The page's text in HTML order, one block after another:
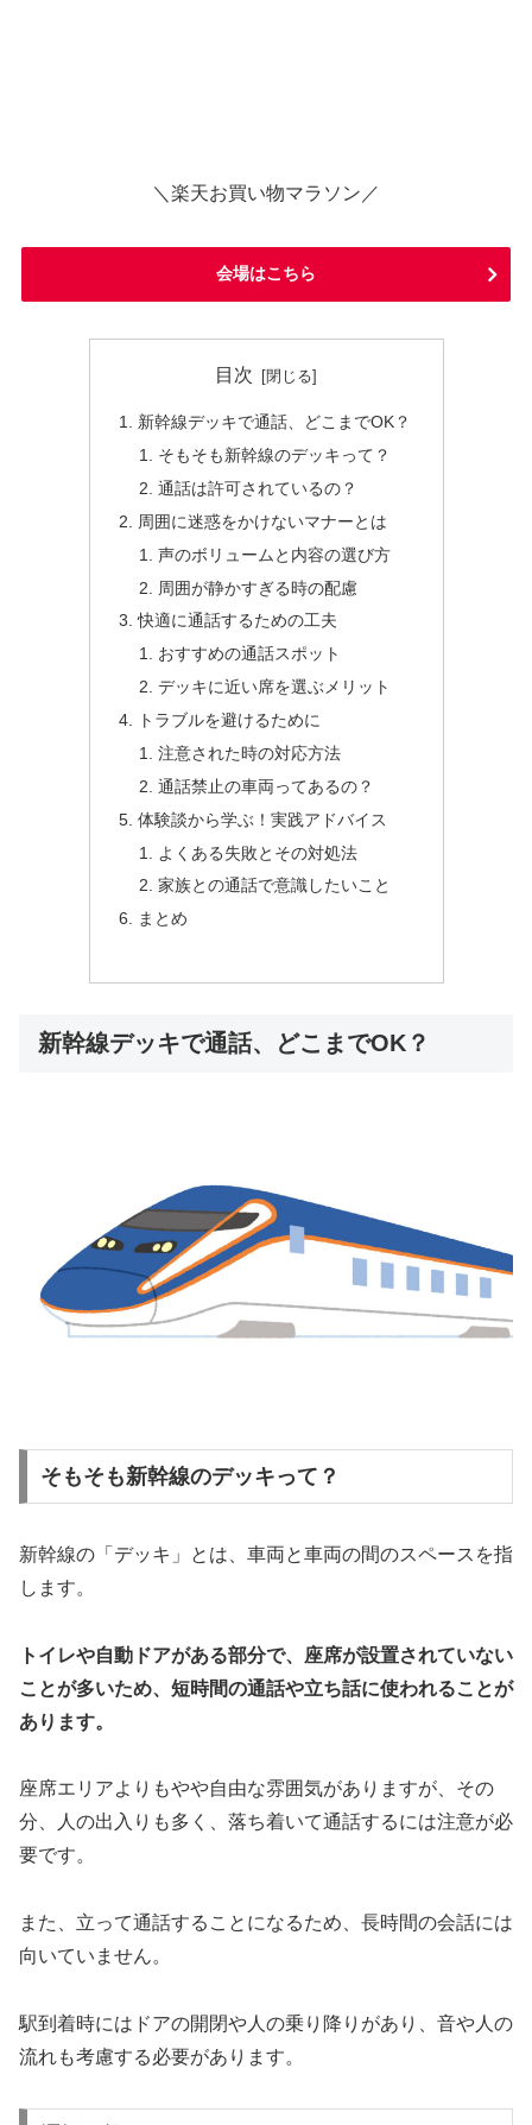
＼楽天お買い物マラソン／
会場はこちら
目次
新幹線デッキで通話、どこまでOK？
そもそも新幹線のデッキって？
通話は許可されているの？
周囲に迷惑をかけないマナーとは
声のボリュームと内容の選び方
周囲が静かすぎる時の配慮
快適に通話するための工夫
おすすめの通話スポット
デッキに近い席を選ぶメリット
トラブルを避けるために
注意された時の対応方法
通話禁止の車両ってあるの？
体験談から学ぶ！実践アドバイス
よくある失敗とその対処法
家族との通話で意識したいこと
まとめ
新幹線デッキで通話、どこまでOK？
そもそも新幹線のデッキって？
新幹線の「デッキ」とは、車両と車両の間のスペースを指
します。
トイレや自動ドアがある部分で、座席が設置されていない
ことが多いため、短時間の通話や立ち話に使われることが
あります。
座席エリアよりもやや自由な雰囲気がありますが、その
分、人の出入りも多く、落ち着いて通話するには注意が必
要です。
また、立って通話することになるため、長時間の会話には
向いていません。
駅到着時にはドアの開閉や人の乗り降りがあり、音や人の
流れも考慮する必要があります。